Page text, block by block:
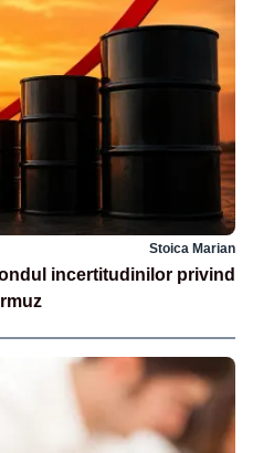
Stoica Marian
incertitudinilor privind